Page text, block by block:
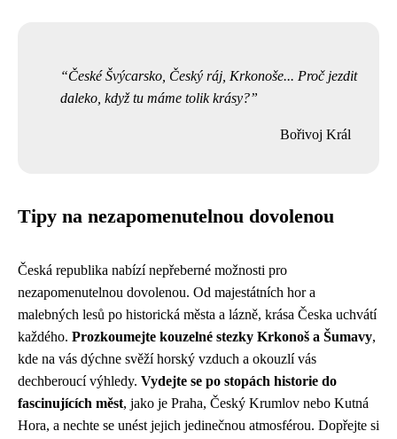
České Švýcarsko, Český ráj, Krkonoše... Proč jezdit
daleko, když tu máme tolik krásy?
Bořivoj Král
Tipy na nezapomenutelnou dovolenou
Česká republika nabízí nepřeberné možnosti pro
nezapomenutelnou dovolenou. Od majestátních hor a
malebných lesů po historická města a lázně, krása Česka uchvátí
každého. Prozkoumejte kouzelné stezky Krkonoš a Šumavy,
kde na vás dýchne svěží horský vzduch a okouzlí vás
dechberoucí výhledy. Vydejte se po stopách historie do
fascinujících měst, jako je Praha, Český Krumlov nebo Kutná
Hora, a nechte se unést jejich jedinečnou atmosférou. Dopřejte si